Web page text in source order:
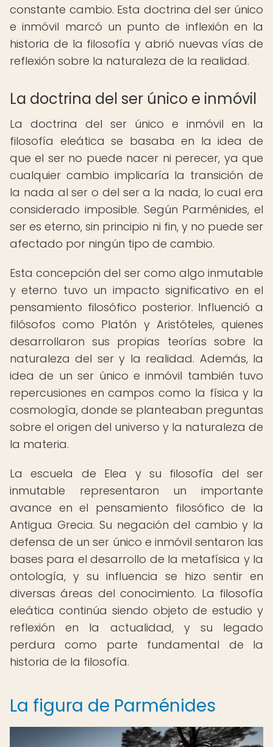
constante cambio. Esta doctrina del ser único
e inmóvil marcó un punto de inflexión en la
historia de la filosofía y abrió nuevas vías de
reflexión sobre la naturaleza de la realidad.
La doctrina del ser único e inmóvil
La doctrina del ser único e inmóvil en la
filosofía eleática se basaba en la idea de
que el ser no puede nacer ni perecer, ya que
cualquier cambio implicaría la transición de
la nada al ser o del ser a la nada, lo cual era
considerado imposible. Según Parménides, el
ser es eterno, sin principio ni fin, y no puede ser
afectado por ningún tipo de cambio.
Esta concepción del ser como algo inmutable
y eterno tuvo un impacto significativo en el
pensamiento filosófico posterior. Influenció a
filósofos como Platón y Aristóteles, quienes
desarrollaron sus propias teorías sobre la
naturaleza del ser y la realidad. Además, la
idea de un ser único e inmóvil también tuvo
repercusiones en campos como la física y la
cosmología, donde se planteaban preguntas
sobre el origen del universo y la naturaleza de
la materia.
La escuela de Elea y su filosofía del ser
inmutable representaron un importante
avance en el pensamiento filosófico de la
Antigua Grecia. Su negación del cambio y la
defensa de un ser único e inmóvil sentaron las
bases para el desarrollo de la metafísica y la
ontología, y su influencia se hizo sentir en
diversas áreas del conocimiento. La filosofía
eleática continúa siendo objeto de estudio y
reflexión en la actualidad, y su legado
perdura como parte fundamental de la
historia de la filosofía.
La figura de Parménides